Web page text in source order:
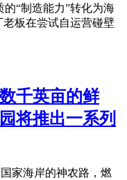
“制造能力”转化为海
老板在尝试自运营碰壁
千英亩的鲜
将推出一系列
家海岸的神农路，燃